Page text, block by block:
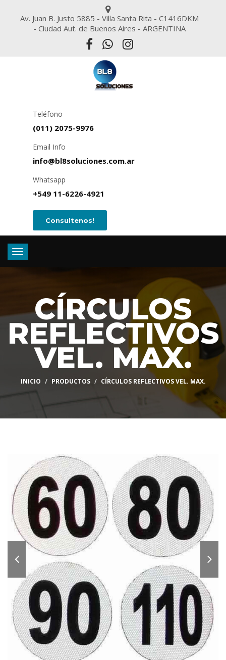
Av. Juan B. Justo 5885 - Villa Santa Rita - C1416DKM
- Ciudad Aut. de Buenos Aires - ARGENTINA
Teléfono
(011) 2075-9976
Email Info
info@bl8soluciones.com.ar
Whatsapp
+549 11-6226-4921
Consultenos!
Toggle
navigation
CÍRCULOS
REFLECTIVOS
VEL. MAX.
INICIO PRODUCTOS CÍRCULOS REFLECTIVOS VEL. MAX.